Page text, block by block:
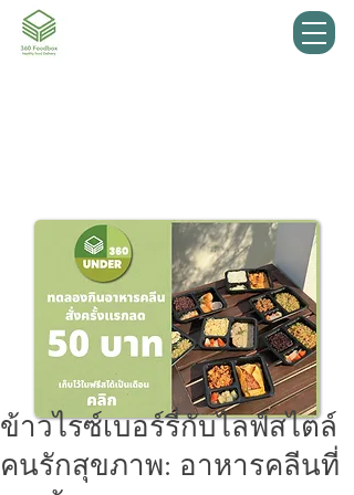
ข้าวไรซ์เบอร์รี่กับไลฟ์สไตล์
คนรักสุขภาพ: อาหารคลีนที่